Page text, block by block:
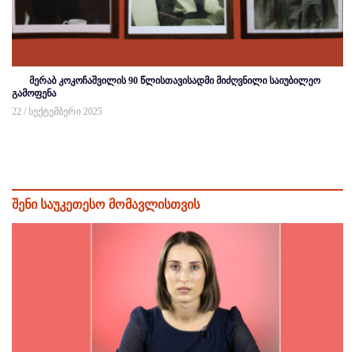
მერაბ კოკოჩაშვილის 90 წლისთავისადმი მიძღვნილი საიუბილეო
გამოფენა
22 / სექტემბერი 2025
შენი საუკეთესო მომავლისთვის